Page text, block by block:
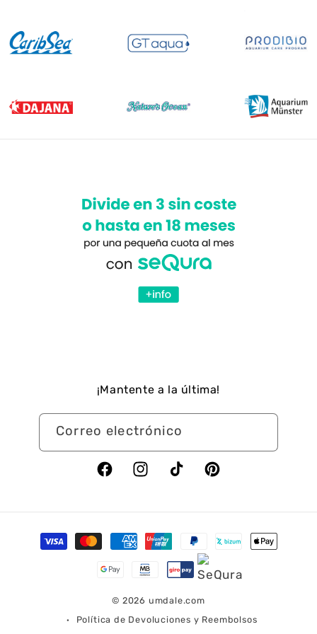
¡Mantente a la última!
Correo electrónico
FacebookInstagramTikTok Pinterest
Formas
de
© 2026 umdale.com
Política de Devoluciones y Reembolsos